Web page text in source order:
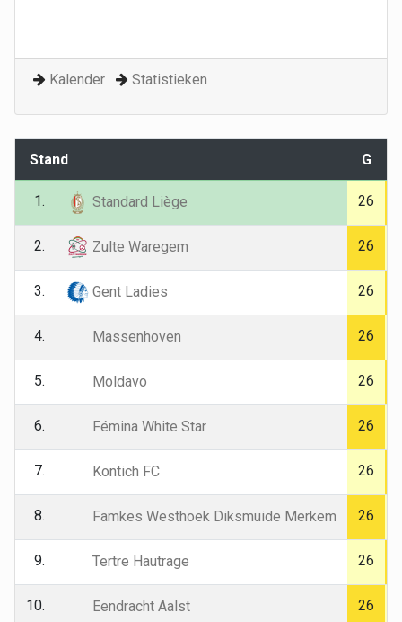
Kalender Statistieken
Stand G
1. Standard Liège 26
2. Zulte Waregem 26
3. Gent Ladies 26
4. Massenhoven 26
5. Moldavo 26
6. Fémina White Star 26
7. Kontich FC 26
8. Famkes Westhoek Diksmuide Merkem 26
9. Tertre Hautrage 26
10. Eendracht Aalst 26